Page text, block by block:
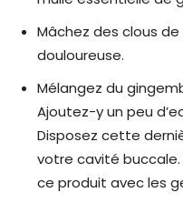
Mâchez des clous
douloureuse.
Mélangez du
Ajoutez-y un peu
Disposez cette
votre cavité
ce produit avec les